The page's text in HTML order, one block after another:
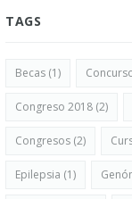
TAGS
Becas (1)
Congreso 2018 (2)
Congresos (2)
Epilepsia (1)